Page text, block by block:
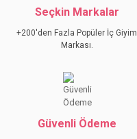
Seçkin Markalar
+200'den Fazla Popüler İç Giyim
Markası.
Güvenli Ödeme